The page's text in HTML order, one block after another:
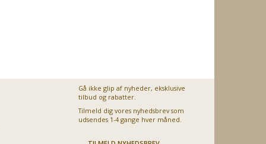
Gå ikke glip af nyheder, eksklusive
tilbud og rabatter.
Tilmeld dig vores nyhedsbrev som
udsendes 1-4 gange hver måned.